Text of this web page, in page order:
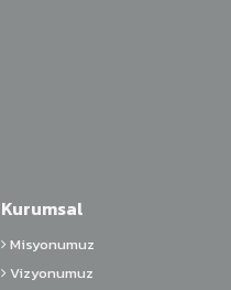
Kurumsal
Misyonumuz
Vizyonumuz